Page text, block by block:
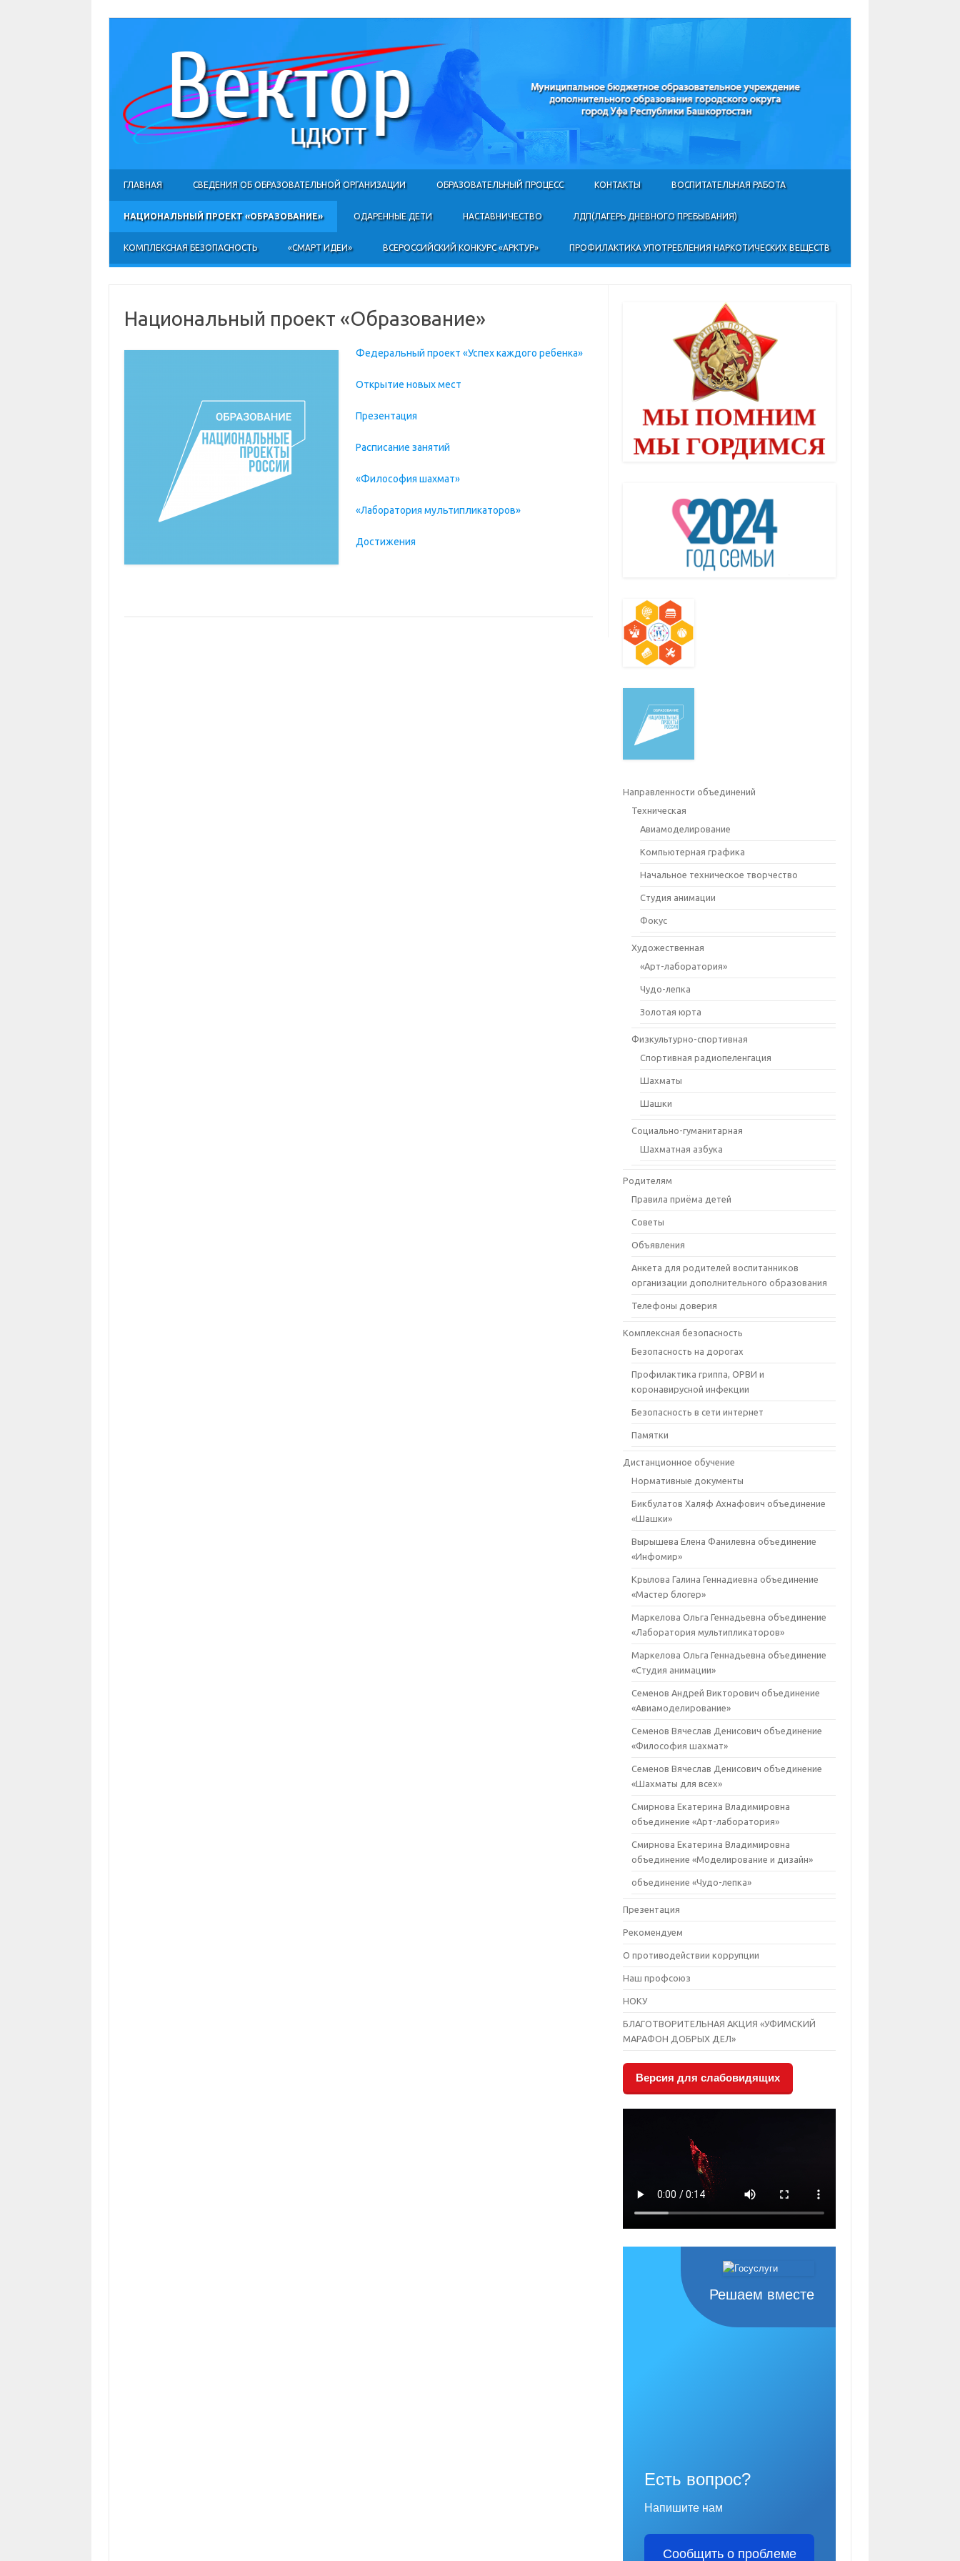
Skip to content
ГЛАВНАЯ СВЕДЕНИЯ ОБ ОБРАЗОВАТЕЛЬНОЙ ОРГАНИЗАЦИИ ОБРАЗОВАТЕЛЬНЫЙ ПРОЦЕСС КОНТАКТЫ ВОСПИТАТЕЛЬНАЯ РАБОТА
НАЦИОНАЛЬНЫЙ ПРОЕКТ «ОБРАЗОВАНИЕ» ОДАРЕННЫЕ ДЕТИ НАСТАВНИЧЕСТВО ЛДП(ЛАГЕРЬ ДНЕВНОГО ПРЕБЫВАНИЯ)
КОМПЛЕКСНАЯ БЕЗОПАСНОСТЬ «СМАРТ ИДЕИ» ВСЕРОССИЙСКИЙ КОНКУРС «АРКТУР» ПРОФИЛАКТИКА УПОТРЕБЛЕНИЯ НАРКОТИЧЕСКИХ ВЕЩЕСТВ
Национальный проект «Образование»
Федеральный проект «Успех каждого ребенка»
Открытие новых мест
Презентация
Расписание занятий
«Философия шахмат»
«Лаборатория мультипликаторов»
Достижения
Направленности объединений
Техническая
Авиамоделирование
Компьютерная графика
Начальное техническое творчество
Студия анимации
Фокус
Художественная
«Арт-лаборатория»
Чудо-лепка
Золотая юрта
Физкультурно-спортивная
Спортивная радиопеленгация
Шахматы
Шашки
Социально-гуманитарная
Шахматная азбука
Родителям
Правила приёма детей
Советы
Объявления
Анкета для родителей воспитанников
организации дополнительного образования
Телефоны доверия
Комплексная безопасность
Безопасность на дорогах
Профилактика гриппа, ОРВИ и
коронавирусной инфекции
Безопасность в сети интернет
Памятки
Дистанционное обучение
Нормативные документы
Бикбулатов Халяф Ахнафович объединение
«Шашки»
Вырышева Елена Фанилевна объединение
«Инфомир»
Крылова Галина Геннадиевна объединение
«Мастер блогер»
Маркелова Ольга Геннадьевна объединение
«Лаборатория мультипликаторов»
Маркелова Ольга Геннадьевна объединение
«Студия анимации»
Семенов Андрей Викторович объединение
«Авиамоделирование»
Семенов Вячеслав Денисович объединение
«Философия шахмат»
Семенов Вячеслав Денисович объединение
«Шахматы для всех»
Смирнова Екатерина Владимировна
объединение «Арт-лаборатория»
Смирнова Екатерина Владимировна
объединение «Моделирование и дизайн»
объединение «Чудо-лепка»
Презентация
Рекомендуем
О противодействии коррупции
Наш профсоюз
НОКУ
БЛАГОТВОРИТЕЛЬНАЯ АКЦИЯ «УФИМСКИЙ
МАРАФОН ДОБРЫХ ДЕЛ»
Версия для слабовидящих
Решаем вместе
Есть вопрос?
Напишите нам
Сообщить о проблеме